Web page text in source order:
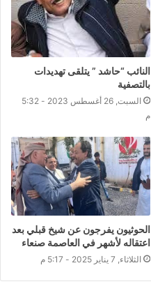
النائب “حاشد ” يتلقى تهديدات
بالتصفية
السبت, 26 أغسطس 2023 - 5:32
م
الحوثيون يفرجون عن شيخ قبلي بعد
اعتقاله لأشهر في العاصمة صنعاء
الثلاثاء, 7 يناير 2025 - 5:17 م